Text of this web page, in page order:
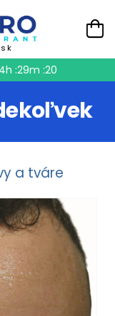
:29m :20
a tváre